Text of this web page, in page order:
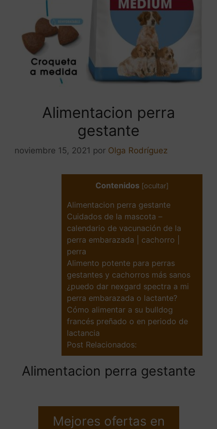
Alimentacion perra
gestante
noviembre 15, 2021 por Olga Rodríguez
Contenidos [ocultar]
Alimentacion perra gestante
Cuidados de la mascota –
calendario de vacunación de la
perra embarazada | cachorro |
perra
Alimento potente para perras
gestantes y cachorros más sanos
¿puedo dar nexgard spectra a mi
perra embarazada o lactante?
Cómo alimentar a su bulldog
francés preñado o en periodo de
lactancia
Post Relacionados:
Alimentacion perra gestante
Mejores ofertas en